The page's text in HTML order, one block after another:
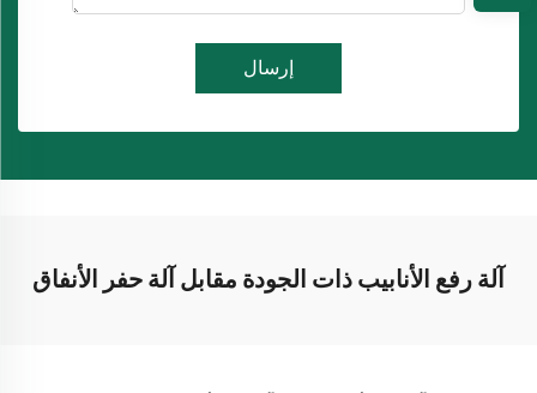
إرسال
آلة رفع الأنابيب ذات الجودة مقابل آلة حفر الأنفاق